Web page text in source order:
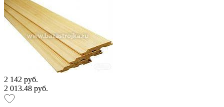
2 142 руб.
2 013.48 руб.